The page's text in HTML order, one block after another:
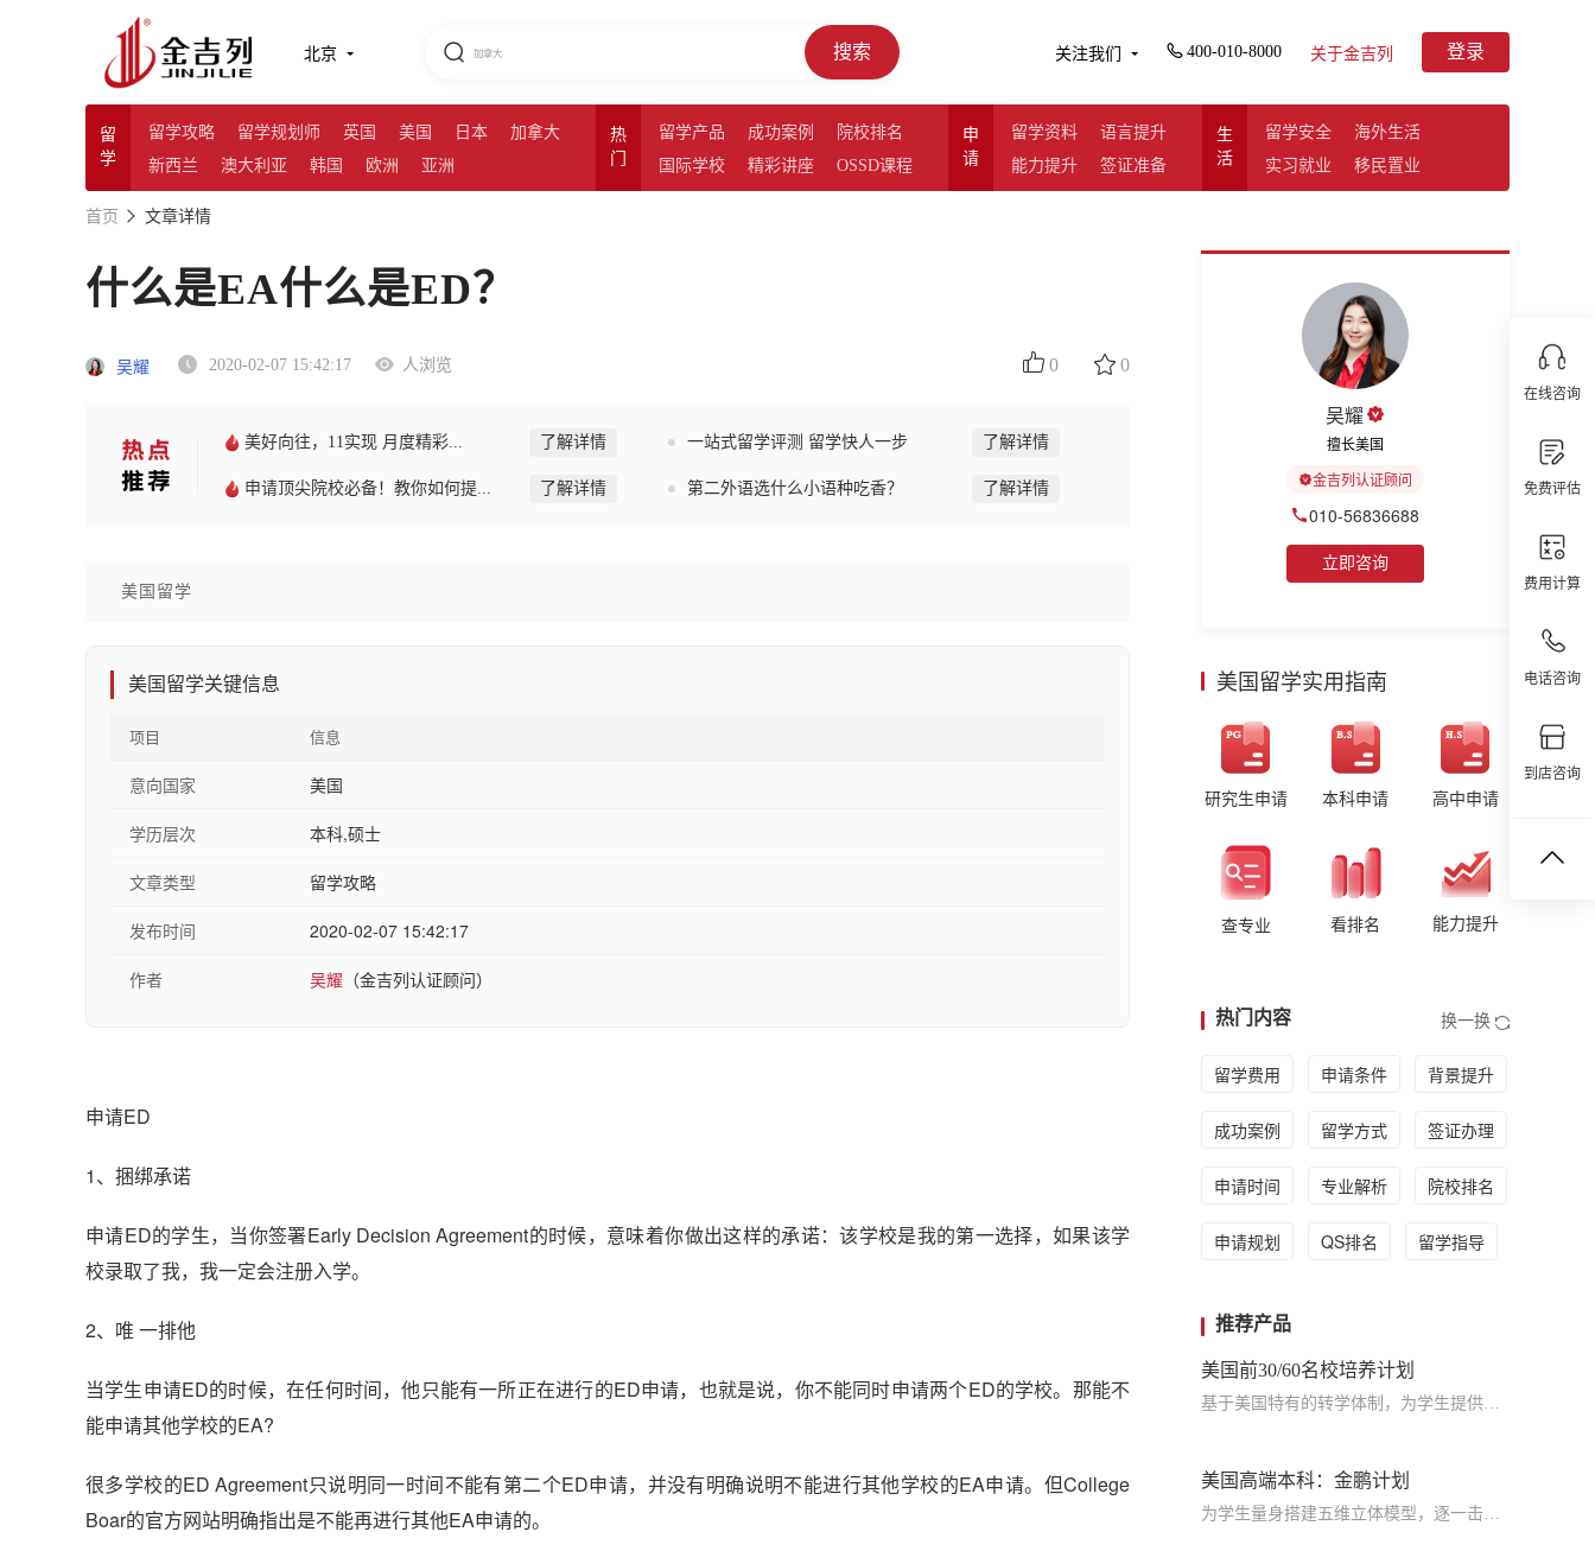
北京 搜索 关注我们 400-010-8000 关于金吉列 登录
留
学
留学攻略 留学规划师 英国 美国 日本
加拿大
新西兰
澳大利亚 韩国 欧洲 亚洲
热
门
留学产品 成功案例
院校排名
国际学校
精彩讲座 OSSD课程
申
请
留学资料
语言提升
能力提升
签证准备
生
活
留学安全
海外生活
实习就业
移民置业
在线咨询
免费评估
费用计算
电话咨询
到店咨询
首页 文章详情
什么是EA什么是ED？
吴耀 2020-02-07 15:42:17 人浏览 0 0
美好向往，11实现 月度精彩... 了解详情 一站式留学评测 留学快人一步 了解详情
申请顶尖院校必备！教你如何提... 了解详情 第二外语选什么小语种吃香？ 了解详情
美国留学
美国留学关键信息
项目 信息
意向国家 美国
学历层次 本科,硕士
文章类型 留学攻略
发布时间 2020-02-07 15:42:17
作者 吴耀 （金吉列认证顾问）
申请ED
1、捆绑承诺
申请ED的学生，当你签署Early Decision Agreement的时候，意味着你做出这样的承诺：该学校是我的第一选择，如果该学
校录取了我，我一定会注册入学。
2、唯 一排他
当学生申请ED的时候，在任何时间，他只能有一所正在进行的ED申请，也就是说，你不能同时申请两个ED的学校。那能不
能申请其他学校的EA?
很多学校的ED Agreement只说明同一时间不能有第二个ED申请，并没有明确说明不能进行其他学校的EA申请。但College
Boar的官方网站明确指出是不能再进行其他EA申请的。
吴耀
擅长美国
金吉列认证顾问
010-56836688
立即咨询
美国留学实用指南
研究生申请 本科申请 高中申请
查专业 看排名 能力提升
热门内容 换一换
留学费用 申请条件 背景提升
成功案例 留学方式 签证办理
申请时间 专业解析 院校排名
申请规划 QS排名 留学指导
推荐产品
美国前30/60名校培养计划
基于美国特有的转学体制，为学生提供包括学术、领导力、职业等在内的长时段服务，让学生既获得名校录取，又有读完名校的实力
美国高端本科：金鹏计划
为学生量身搭建五维立体模型，逐一击破痛点，致力于提高美国TOP30本科录取成功率